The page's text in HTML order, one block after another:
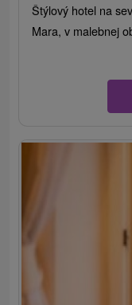
Štýlový hotel na
Mara, v malebnej